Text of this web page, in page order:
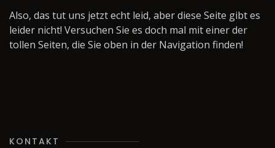
Also, das tut uns jetzt echt leid, aber diese Seite gibt es
leider nicht! Versuchen Sie es doch mal mit einer der
tollen Seiten, die Sie oben in der Navigation finden!
KONTAKT